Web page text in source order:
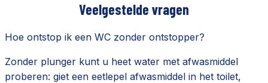
Veelgestelde vragen
Hoe ontstop ik een WC zonder ontstopper?
Zonder plunger kunt u heet water met afwasmiddel
proberen: giet een eetlepel afwasmiddel in het toilet,